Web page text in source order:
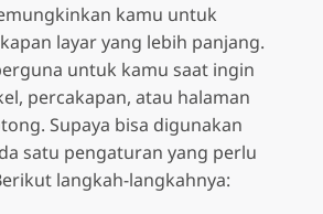
kamu untuk
layar yang lebih panjang.
untuk kamu saat ingin
percakapan, atau halaman
Supaya bisa digunakan
satu pengaturan yang perlu
langkah-langkahnya: